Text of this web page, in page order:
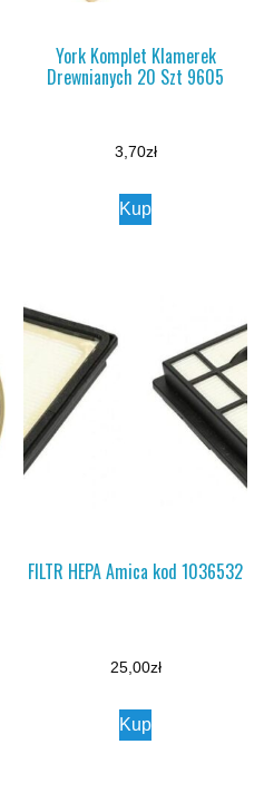
York Komplet Klamerek
Drewnianych 20 Szt 9605
3,70zł
Kup
FILTR HEPA Amica kod 1036532
25,00zł
Kup